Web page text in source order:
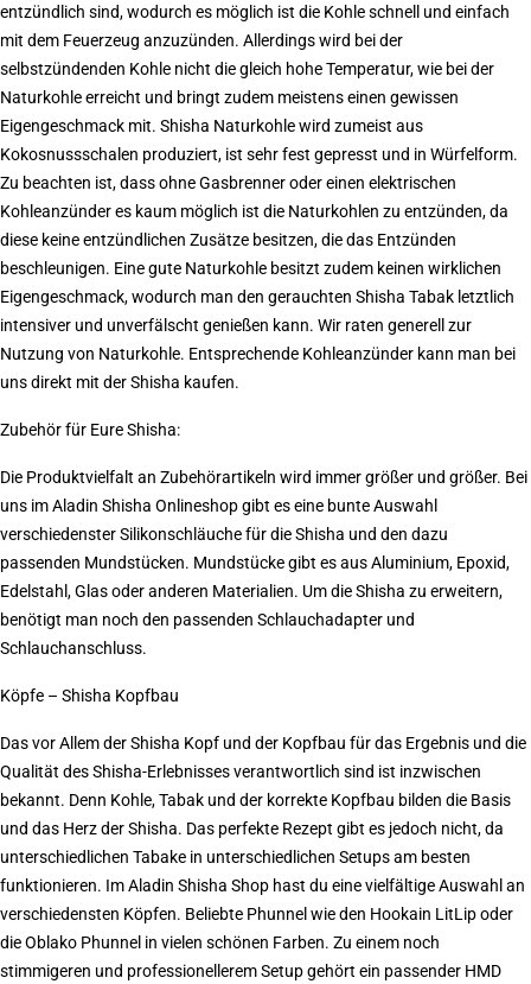
entzündlich sind, wodurch es möglich ist die Kohle schnell und einfach
mit dem Feuerzeug anzuzünden. Allerdings wird bei der
selbstzündenden Kohle nicht die gleich hohe Temperatur, wie bei der
Naturkohle erreicht und bringt zudem meistens einen gewissen
Eigengeschmack mit. Shisha Naturkohle wird zumeist aus
Kokosnussschalen produziert, ist sehr fest gepresst und in Würfelform.
Zu beachten ist, dass ohne Gasbrenner oder einen elektrischen
Kohleanzünder es kaum möglich ist die Naturkohlen zu entzünden, da
diese keine entzündlichen Zusätze besitzen, die das Entzünden
beschleunigen. Eine gute Naturkohle besitzt zudem keinen wirklichen
Eigengeschmack, wodurch man den gerauchten Shisha Tabak letztlich
intensiver und unverfälscht genießen kann. Wir raten generell zur
Nutzung von Naturkohle. Entsprechende Kohleanzünder kann man bei
uns direkt mit der Shisha kaufen.
Zubehör für Eure Shisha:
Die Produktvielfalt an Zubehörartikeln wird immer größer und größer. Bei
uns im Aladin Shisha Onlineshop gibt es eine bunte Auswahl
verschiedenster Silikonschläuche für die Shisha und den dazu
passenden Mundstücken. Mundstücke gibt es aus Aluminium, Epoxid,
Edelstahl, Glas oder anderen Materialien. Um die Shisha zu erweitern,
benötigt man noch den passenden Schlauchadapter und
Schlauchanschluss.
Köpfe – Shisha Kopfbau
Das vor Allem der Shisha Kopf und der Kopfbau für das Ergebnis und die
Qualität des Shisha-Erlebnisses verantwortlich sind ist inzwischen
bekannt. Denn Kohle, Tabak und der korrekte Kopfbau bilden die Basis
und das Herz der Shisha. Das perfekte Rezept gibt es jedoch nicht, da
unterschiedlichen Tabake in unterschiedlichen Setups am besten
funktionieren. Im Aladin Shisha Shop hast du eine vielfältige Auswahl an
verschiedensten Köpfen. Beliebte Phunnel wie den Hookain LitLip oder
die Oblako Phunnel in vielen schönen Farben. Zu einem noch
stimmigeren und professionellerem Setup gehört ein passender HMD